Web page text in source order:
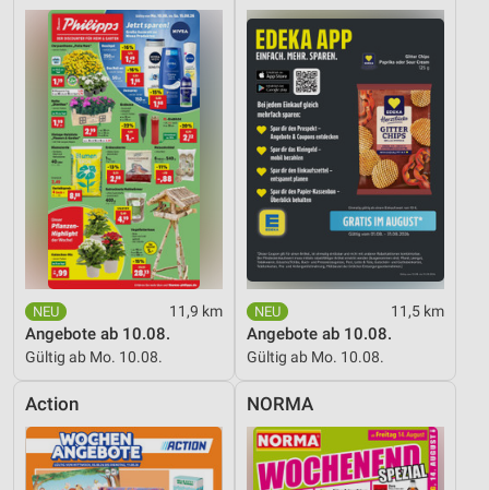
11,9 km
Angebote ab 10.08.
Gültig ab Mo. 10.08.
11,5 km
Angebote ab 10.08.
Gültig ab Mo. 10.08.
Action NORMA